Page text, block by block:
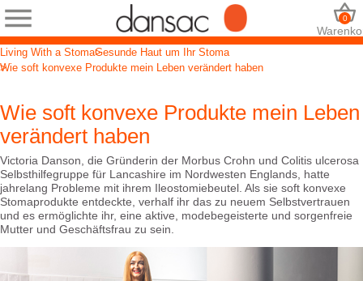
0
Living With a StomaGesunde Haut um Ihr Stoma
Wie soft konvexe Produkte mein Leben verändert haben
Wie soft konvexe Produkte mein Leben
verändert haben
Victoria Danson, die Gründerin der Morbus Crohn und Colitis ulcerosa
Selbsthilfegruppe für Lancashire im Nordwesten Englands, hatte
jahrelang Probleme mit ihrem Ileostomiebeutel. Als sie soft konvexe
Stomaprodukte entdeckte, verhalf ihr das zu neuem Selbstvertrauen
und es ermöglichte ihr, eine aktive, modebegeisterte und sorgenfreie
Mutter und Geschäftsfrau zu sein.